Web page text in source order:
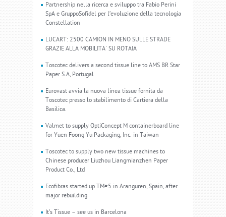
Partnership nella ricerca e sviluppo tra Fabio Perini
SpA e GruppoSofidel per l’evoluzione della tecnologia
Constellation
LUCART: 2500 CAMION IN MENO SULLE STRADE
GRAZIE ALLA MOBILITA' SU ROTAIA
Toscotec delivers a second tissue line to AMS BR Star
Paper S.A, Portugal
Eurovast avvia la nuova linea tissue fornita da
Toscotec presso lo stabilimento di Cartiera della
Basilica.
Valmet to supply OptiConcept M containerboard line
for Yuen Foong Yu Packaging, Inc. in Taiwan
Toscotec to supply two new tissue machines to
Chinese producer Liuzhou Liangmianzhen Paper
Product Co., Ltd
Ecofibras started up TM#5 in Aranguren, Spain, after
major rebuilding
It’s Tissue – see us in Barcelona